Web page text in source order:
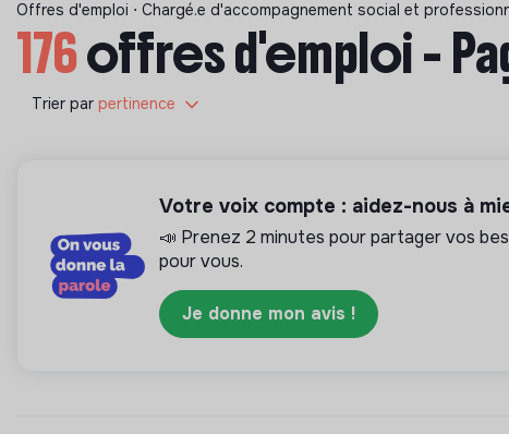
Offres d'emploi ⋅ Chargé.e d'accompagnement social et
176offres d'emploi -
Trier par pertinence
Votre voix compte : aidez-nous à
📣 Prenez 2 minutes pour partager vos
pour vous.
Je donne mon avis !